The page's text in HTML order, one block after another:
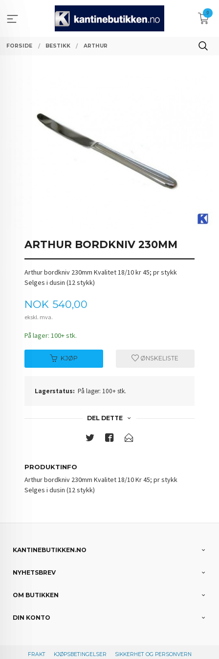
innholdet
0
FORSIDE BESTIKK ARTHUR
ARTHUR BORDKNIV 230MM
Arthur bordkniv 230mm Kvalitet 18/10 kr 45; pr stykk
Selges i dusin (12 stykk)
Pris
NOK 540,00
ekskl. mva.
På lager: 100+ stk.
KJØP ØNSKELISTE
Lagerstatus: På lager: 100+ stk.
DEL DETTE
PRODUKTINFO
Arthur bordkniv 230mm Kvalitet 18/10 Kr 45; pr stykk
Selges i dusin (12 stykk)
KANTINEBUTIKKEN.NO
NYHETSBREV
OM BUTIKKEN
DIN KONTO
FRAKT KJØPSBETINGELSER SIKKERHET OG PERSONVERN